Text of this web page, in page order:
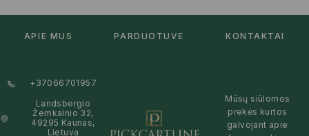
APIE MUS PARDUOTUVĖ KONTAKTAI
+37066701957
Landsbergio
Žemkalnio 32,
49295 Kaunas,
Lietuva
Mūsų siūlomos
prekės kurtos
galvojant apie